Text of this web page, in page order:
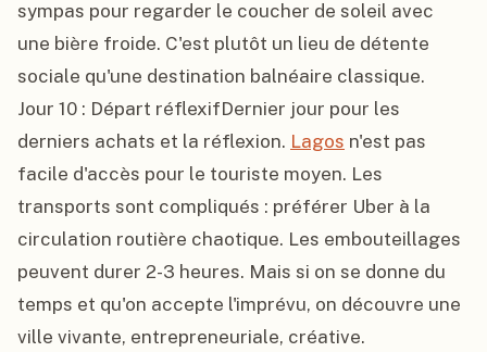
sympas pour regarder le coucher de soleil avec
une bière froide. C'est plutôt un lieu de détente
sociale qu'une destination balnéaire classique.
Jour 10 : Départ réflexifDernier jour pour les
derniers achats et la réflexion. Lagos n'est pas
facile d'accès pour le touriste moyen. Les
transports sont compliqués : préférer Uber à la
circulation routière chaotique. Les embouteillages
peuvent durer 2-3 heures. Mais si on se donne du
temps et qu'on accepte l'imprévu, on découvre une
ville vivante, entrepreneuriale, créative.